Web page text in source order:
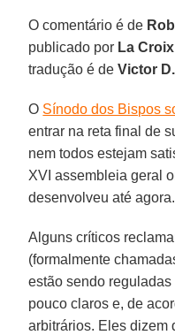
O comentário é de
publicado por La
tradução é deVictor
O Sínodo dos Bispos
entrar na reta final de
nem todos estejam
XVI assembleia geral
desenvolveu até agora.
Alguns críticos
(formalmente
estão sendo
pouco claros e, de
arbitrários. Eles dizem